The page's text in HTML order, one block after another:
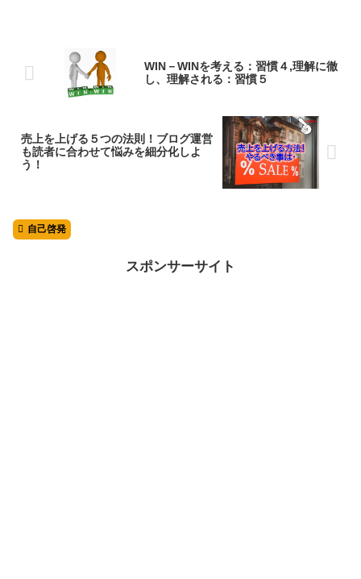
WIN－WINを考える：習慣４,理解に徹
し、理解される：習慣５
売上を上げる５つの法則！ブログ運営
も読者に合わせて悩みを細分化しよ
う！
自己啓発
スポンサーサイト